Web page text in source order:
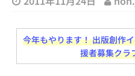
今年もやります！ 出版創作
援者募集クラ